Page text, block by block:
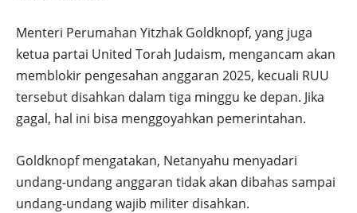
Menteri Perumahan Yitzhak Goldknopf, yang juga
ketua partai United Torah Judaism, mengancam akan
memblokir pengesahan anggaran 2025, kecuali RUU
tersebut disahkan dalam tiga minggu ke depan. Jika
gagal, hal ini bisa menggoyahkan pemerintahan.
Goldknopf mengatakan, Netanyahu menyadari
undang-undang anggaran tidak akan dibahas sampai
undang-undang wajib militer disahkan.